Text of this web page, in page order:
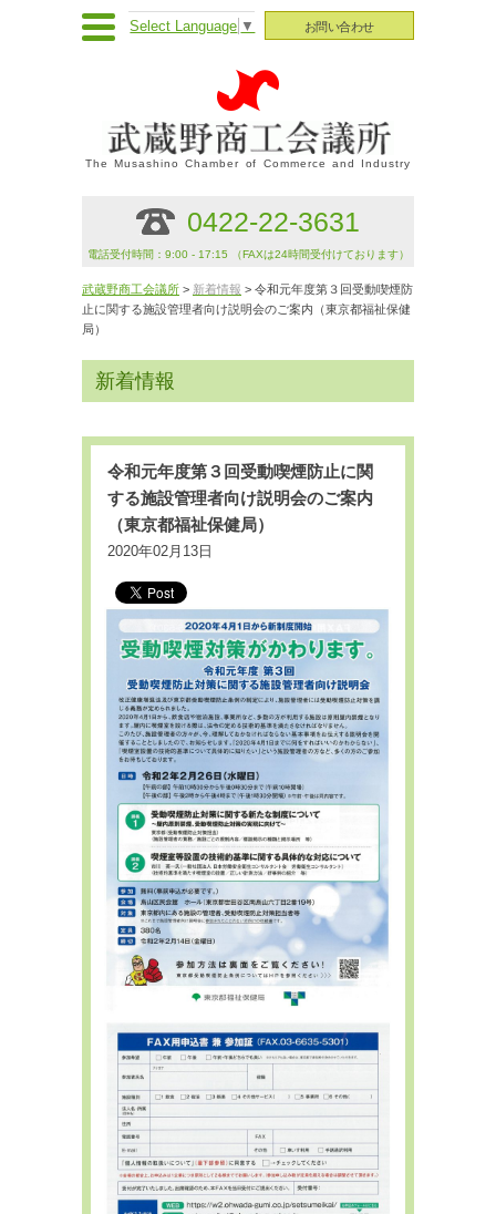
お問い合わせ
Select Language ▼
The Musashino Chamber of Commerce and Industry
0422-22-3631
電話受付時間：9:00 - 17:15 （FAXは24時間受付けております）
武蔵野商工会議所 > 新着情報 > 令和元年度第３回受動喫煙防
止に関する施設管理者向け説明会のご案内（東京都福祉保健
局）
新着情報
令和元年度第３回受動喫煙防止に関
する施設管理者向け説明会のご案内
（東京都福祉保健局）
2020年02月13日